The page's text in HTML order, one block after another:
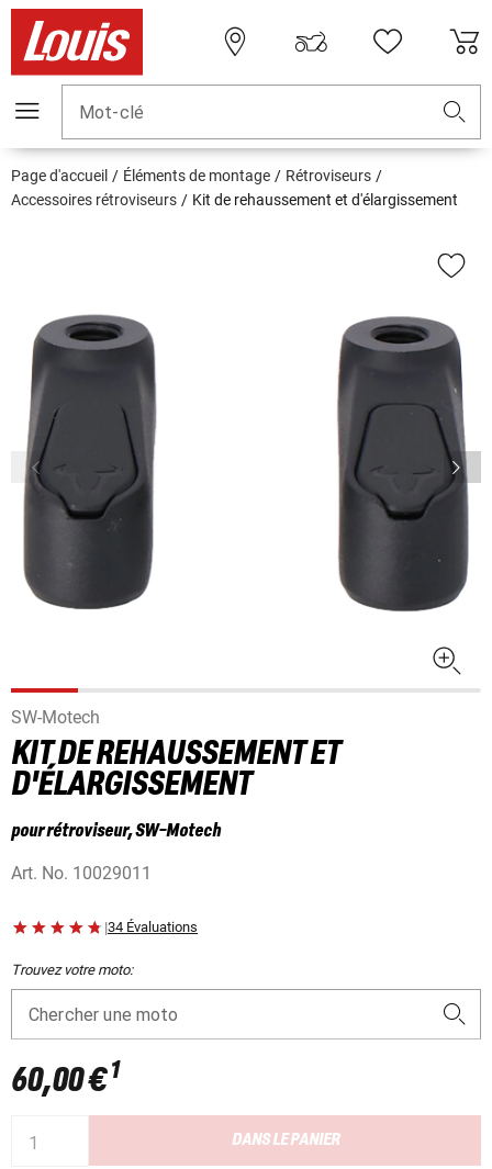
Mot-clé
Page d'accueil Éléments de montage
Rétroviseurs
Accessoires rétroviseurs
Kit de rehaussement et d'élargissement
SW-Motech
KIT DE REHAUSSEMENT ET
D'ÉLARGISSEMENT
pour rétroviseur, SW-Motech
Art. No. 10029011
|34 Évaluations
Trouvez votre moto:
Chercher une moto
60,00 €1
DANS LE PANIER